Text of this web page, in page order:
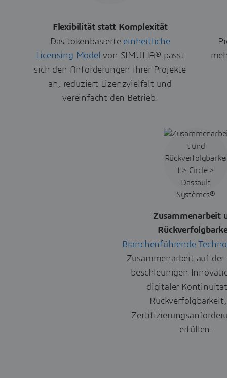
Flexibilität statt Komplexität
Das tokenbasierte einheitliche
Licensing Model von SIMULIA® passt
sich den Anforderungen ihrer Projekte
an, reduziert Lizenzvielfalt und
vereinfacht den Betrieb.
Zusammenarbeit
Branchenführende
Zusammenarbeit auf
beschleunigen
digitaler
erfüllen.